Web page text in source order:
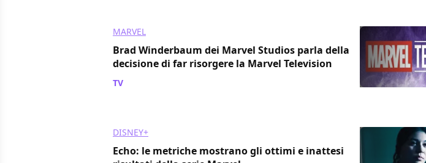
MARVEL
Brad Winderbaum dei Marvel Studios parla della
decisione di far risorgere la Marvel Television
TV
DISNEY+
Echo: le metriche mostrano gli ottimi e inattesi